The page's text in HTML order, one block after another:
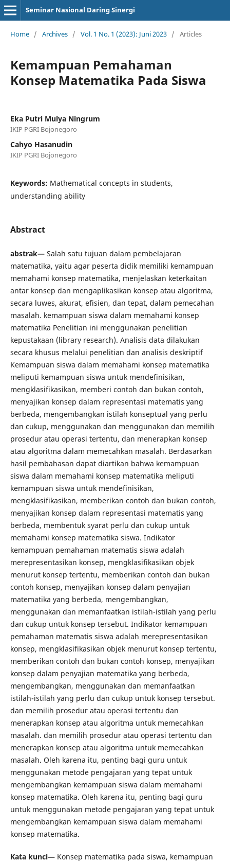
Seminar Nasional Daring Sinergi
Home / Archives / Vol. 1 No. 1 (2023): Juni 2023 / Articles
Kemampuan Pemahaman
Konsep Matematika Pada Siswa
Eka Putri Mulya Ningrum
IKIP PGRI Bojonegoro
Cahyo Hasanudin
IKIP PGRI Bojonegoro
Keywords: Mathematical concepts in students,
understanding ability
Abstract
abstrak—Salah satu tujuan dalam pembelajaran
matematika, yaitu agar peserta didik memiliki kemampuan
memahami konsep matematika, menjelaskan keterkaitan
antar konsep dan mengaplikasikan konsep atau algoritma,
secara luwes, akurat, efisien, dan tepat, dalam pemecahan
masalah. kemampuan siswa dalam memahami konsep
matematika Penelitian ini menggunakan penelitian
kepustakaan (library research). Analisis data dilakukan
secara khusus melalui penelitian dan analisis deskriptif
Kemampuan siswa dalam memahami konsep matematika
meliputi kemampuan siswa untuk mendefinisikan,
mengklasifikasikan, memberi contoh dan bukan contoh,
menyajikan konsep dalam representasi matematis yang
berbeda, mengembangkan istilah konseptual yang perlu
dan cukup, menggunakan dan menggunakan dan memilih
prosedur atau operasi tertentu, dan menerapkan konsep
atau algoritma dalam memecahkan masalah. Berdasarkan
hasil pembahasan dapat diartikan bahwa kemampuan
siswa dalam memahami konsep matematika meliputi
kemampuan siswa untuk mendefinisikan,
mengklasifikasikan, memberikan contoh dan bukan contoh,
menyajikan konsep dalam representasi matematis yang
berbeda, membentuk syarat perlu dan cukup untuk
memahami konsep matematika siswa. Indikator
kemampuan pemahaman matematis siswa adalah
merepresentasikan konsep, mengklasifikasikan objek
menurut konsep tertentu, memberikan contoh dan bukan
contoh konsep, menyajikan konsep dalam penyajian
matematika yang berbeda, mengembangkan,
menggunakan dan memanfaatkan istilah-istilah yang perlu
dan cukup untuk konsep tersebut. Indikator kemampuan
pemahaman matematis siswa adalah merepresentasikan
konsep, mengklasifikasikan objek menurut konsep tertentu,
memberikan contoh dan bukan contoh konsep, menyajikan
konsep dalam penyajian matematika yang berbeda,
mengembangkan, menggunakan dan memanfaatkan
istilah-istilah yang perlu dan cukup untuk konsep tersebut.
dan memilih prosedur atau operasi tertentu dan
menerapkan konsep atau algoritma untuk memecahkan
masalah. dan memilih prosedur atau operasi tertentu dan
menerapkan konsep atau algoritma untuk memecahkan
masalah. Oleh karena itu, penting bagi guru untuk
menggunakan metode pengajaran yang tepat untuk
mengembangkan kemampuan siswa dalam memahami
konsep matematika. Oleh karena itu, penting bagi guru
untuk menggunakan metode pengajaran yang tepat untuk
mengembangkan kemampuan siswa dalam memahami
konsep matematika.
Kata kunci—Konsep matematika pada siswa, kemampuan